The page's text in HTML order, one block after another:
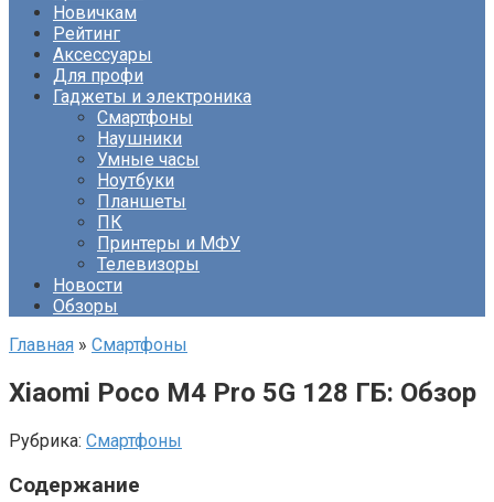
Новичкам
Рейтинг
Аксессуары
Для профи
Гаджеты и электроника
Смартфоны
Наушники
Умные часы
Ноутбуки
Планшеты
ПК
Принтеры и МФУ
Телевизоры
Новости
Обзоры
Главная » Смартфоны
Xiaomi Poco M4 Pro 5G 128 ГБ: Обзор
Рубрика: Смартфоны
Содержание